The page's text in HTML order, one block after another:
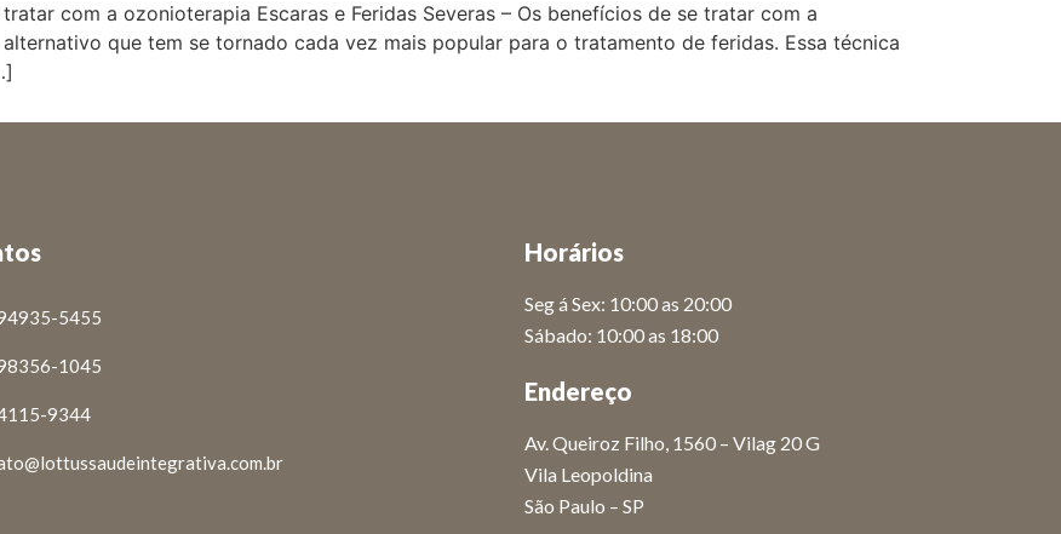
com a ozonioterapia Escaras e Feridas Severas – Os benefícios de se tratar com a
que tem se tornado cada vez mais popular para o tratamento de feridas. Essa técnica
5455
1045
9344
Horários
Seg á Sex: 10:00 as 20:00
Sábado: 10:00 as 18:00
Endereço
Av. Queiroz Filho, 1560 – Vilag 20 G
Vila Leopoldina
São Paulo – SP